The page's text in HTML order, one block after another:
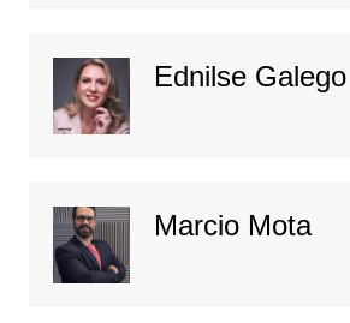
Ednilse Galego
Marcio Mota